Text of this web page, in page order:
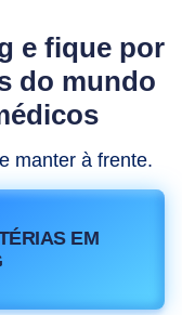
e fique por
do mundo
manter à frente.
EM